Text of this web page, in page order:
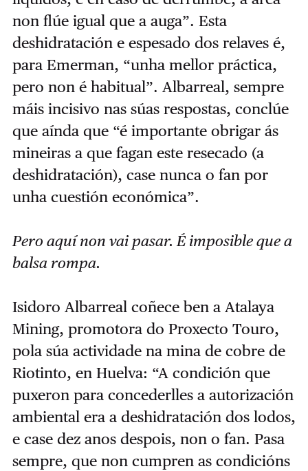
non flúe igual que a auga”. Esta
deshidratación e espesado dos relaves é,
para Emerman, “unha mellor práctica,
pero non é habitual”. Albarreal, sempre
máis incisivo nas súas respostas, conclúe
que aínda que “é importante obrigar ás
mineiras a que fagan este resecado (a
deshidratación), case nunca o fan por
unha cuestión económica”.
Pero aquí non vai pasar. É imposible que a
balsa rompa.
Isidoro Albarreal coñece ben a Atalaya
Mining, promotora do Proxecto Touro,
pola súa actividade na mina de cobre de
Riotinto, en Huelva: “A condición que
puxeron para concederlles a autorización
ambiental era a deshidratación dos lodos,
e case dez anos despois, non o fan. Pasa
sempre, que non cumpren as condicións